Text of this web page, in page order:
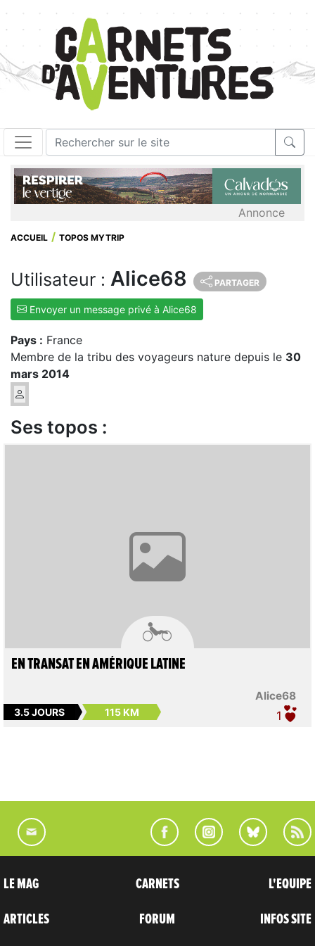
Annonce
ACCUEIL TOPOS MYTRIP
Utilisateur : Alice68 PARTAGER
Envoyer un message privé à Alice68
Pays : France
Membre de la tribu des voyageurs nature depuis le 30
mars 2014
Ses topos :

Alice68
EN TRANSAT EN AMÉRIQUE LATINE
3.5 JOURS 115 KM 1
LE MAG
ARTICLES
CARNETS
FORUM
L'EQUIPE
INFOS SITE